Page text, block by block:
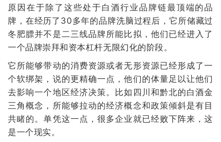
原因在于除了这些处于白酒行业品牌链最顶端的品
牌，在经历了30多年的品牌洗脑过程后，它所储藏过
冬肥膘并不是二三线品牌所能比拟，他们已经进入了
一个品牌崇拜和资本杠杆无限幻化的阶段。
它所能够带动的消费资源或者无形资源已经形成了一
个软绑架，说的更精确一点，他们的体量足以让他们
去影响一个地区经济决策。比如四川和黔北的白酒金
三角概念，所能够拉动的经济概念和政策倾斜是有目
共睹的。单凭这一点，很多企业就已经败下阵来，这
是一个现实。